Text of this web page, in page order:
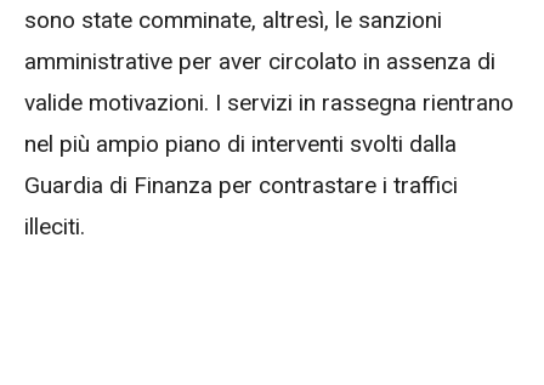
sono state comminate, altresì, le sanzioni
amministrative per aver circolato in assenza di
valide motivazioni. I servizi in rassegna rientrano
nel più ampio piano di interventi svolti dalla
Guardia di Finanza per contrastare i traffici
illeciti.